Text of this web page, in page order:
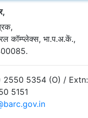
कॉम्प्लेक्स, भा.प.अ.कें.,
2550 5354 (O) /
5151